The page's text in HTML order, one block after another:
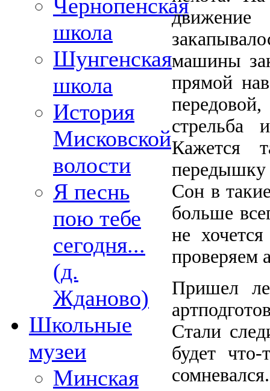
Чернопенская
школа
Шунгенская
школа
История
Мисковской
волости
Я песнь
пою тебе
сегодня...
(д.
Жданово)
Школьные
музеи
Минская
машины
прямой
стрельба
Кажется
передышку
Сон в
больше
не
проверяем
Пришел
Стали
будет